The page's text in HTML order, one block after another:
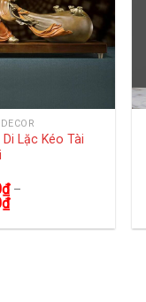
Lặc Kéo Tài
₫–
₫